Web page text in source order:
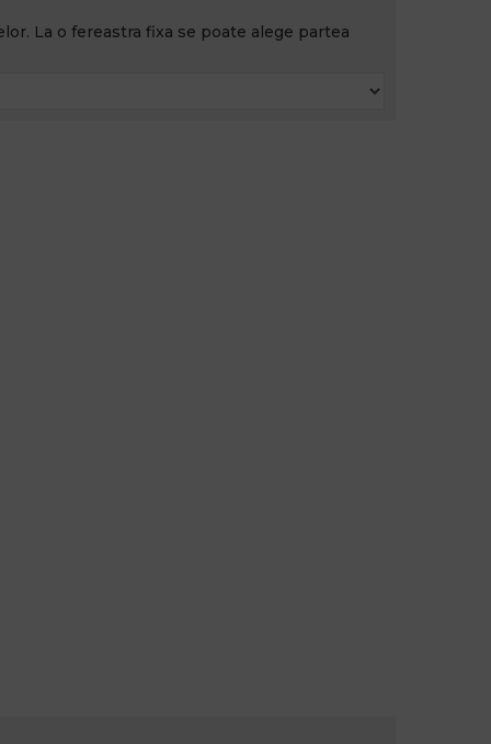
La o fereastra fixa se poate alege partea